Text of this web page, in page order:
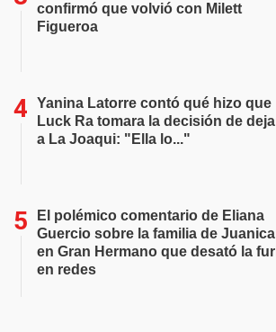
confirmó que volvió con Milett
Figueroa
Yanina Latorre contó qué hizo que
Luck Ra tomara la decisión de
a La Joaqui: "Ella lo..."
El polémico comentario de Eliana
Guercio sobre la familia de
en Gran Hermano que desató la
en redes